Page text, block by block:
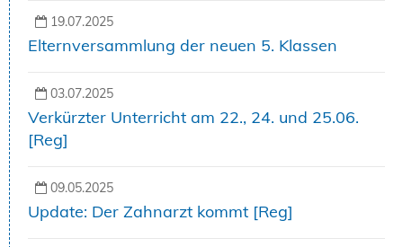
19.07.2025
Elternversammlung der neuen 5. Klassen
03.07.2025
Verkürzter Unterricht am 22., 24. und 25.06.
[Reg]
09.05.2025
Update: Der Zahnarzt kommt [Reg]